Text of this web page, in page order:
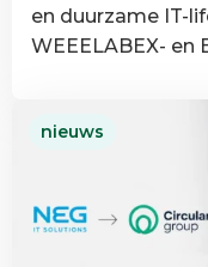
en duurzame IT-
WEEELABEX- en
meer
Circular
nieuws